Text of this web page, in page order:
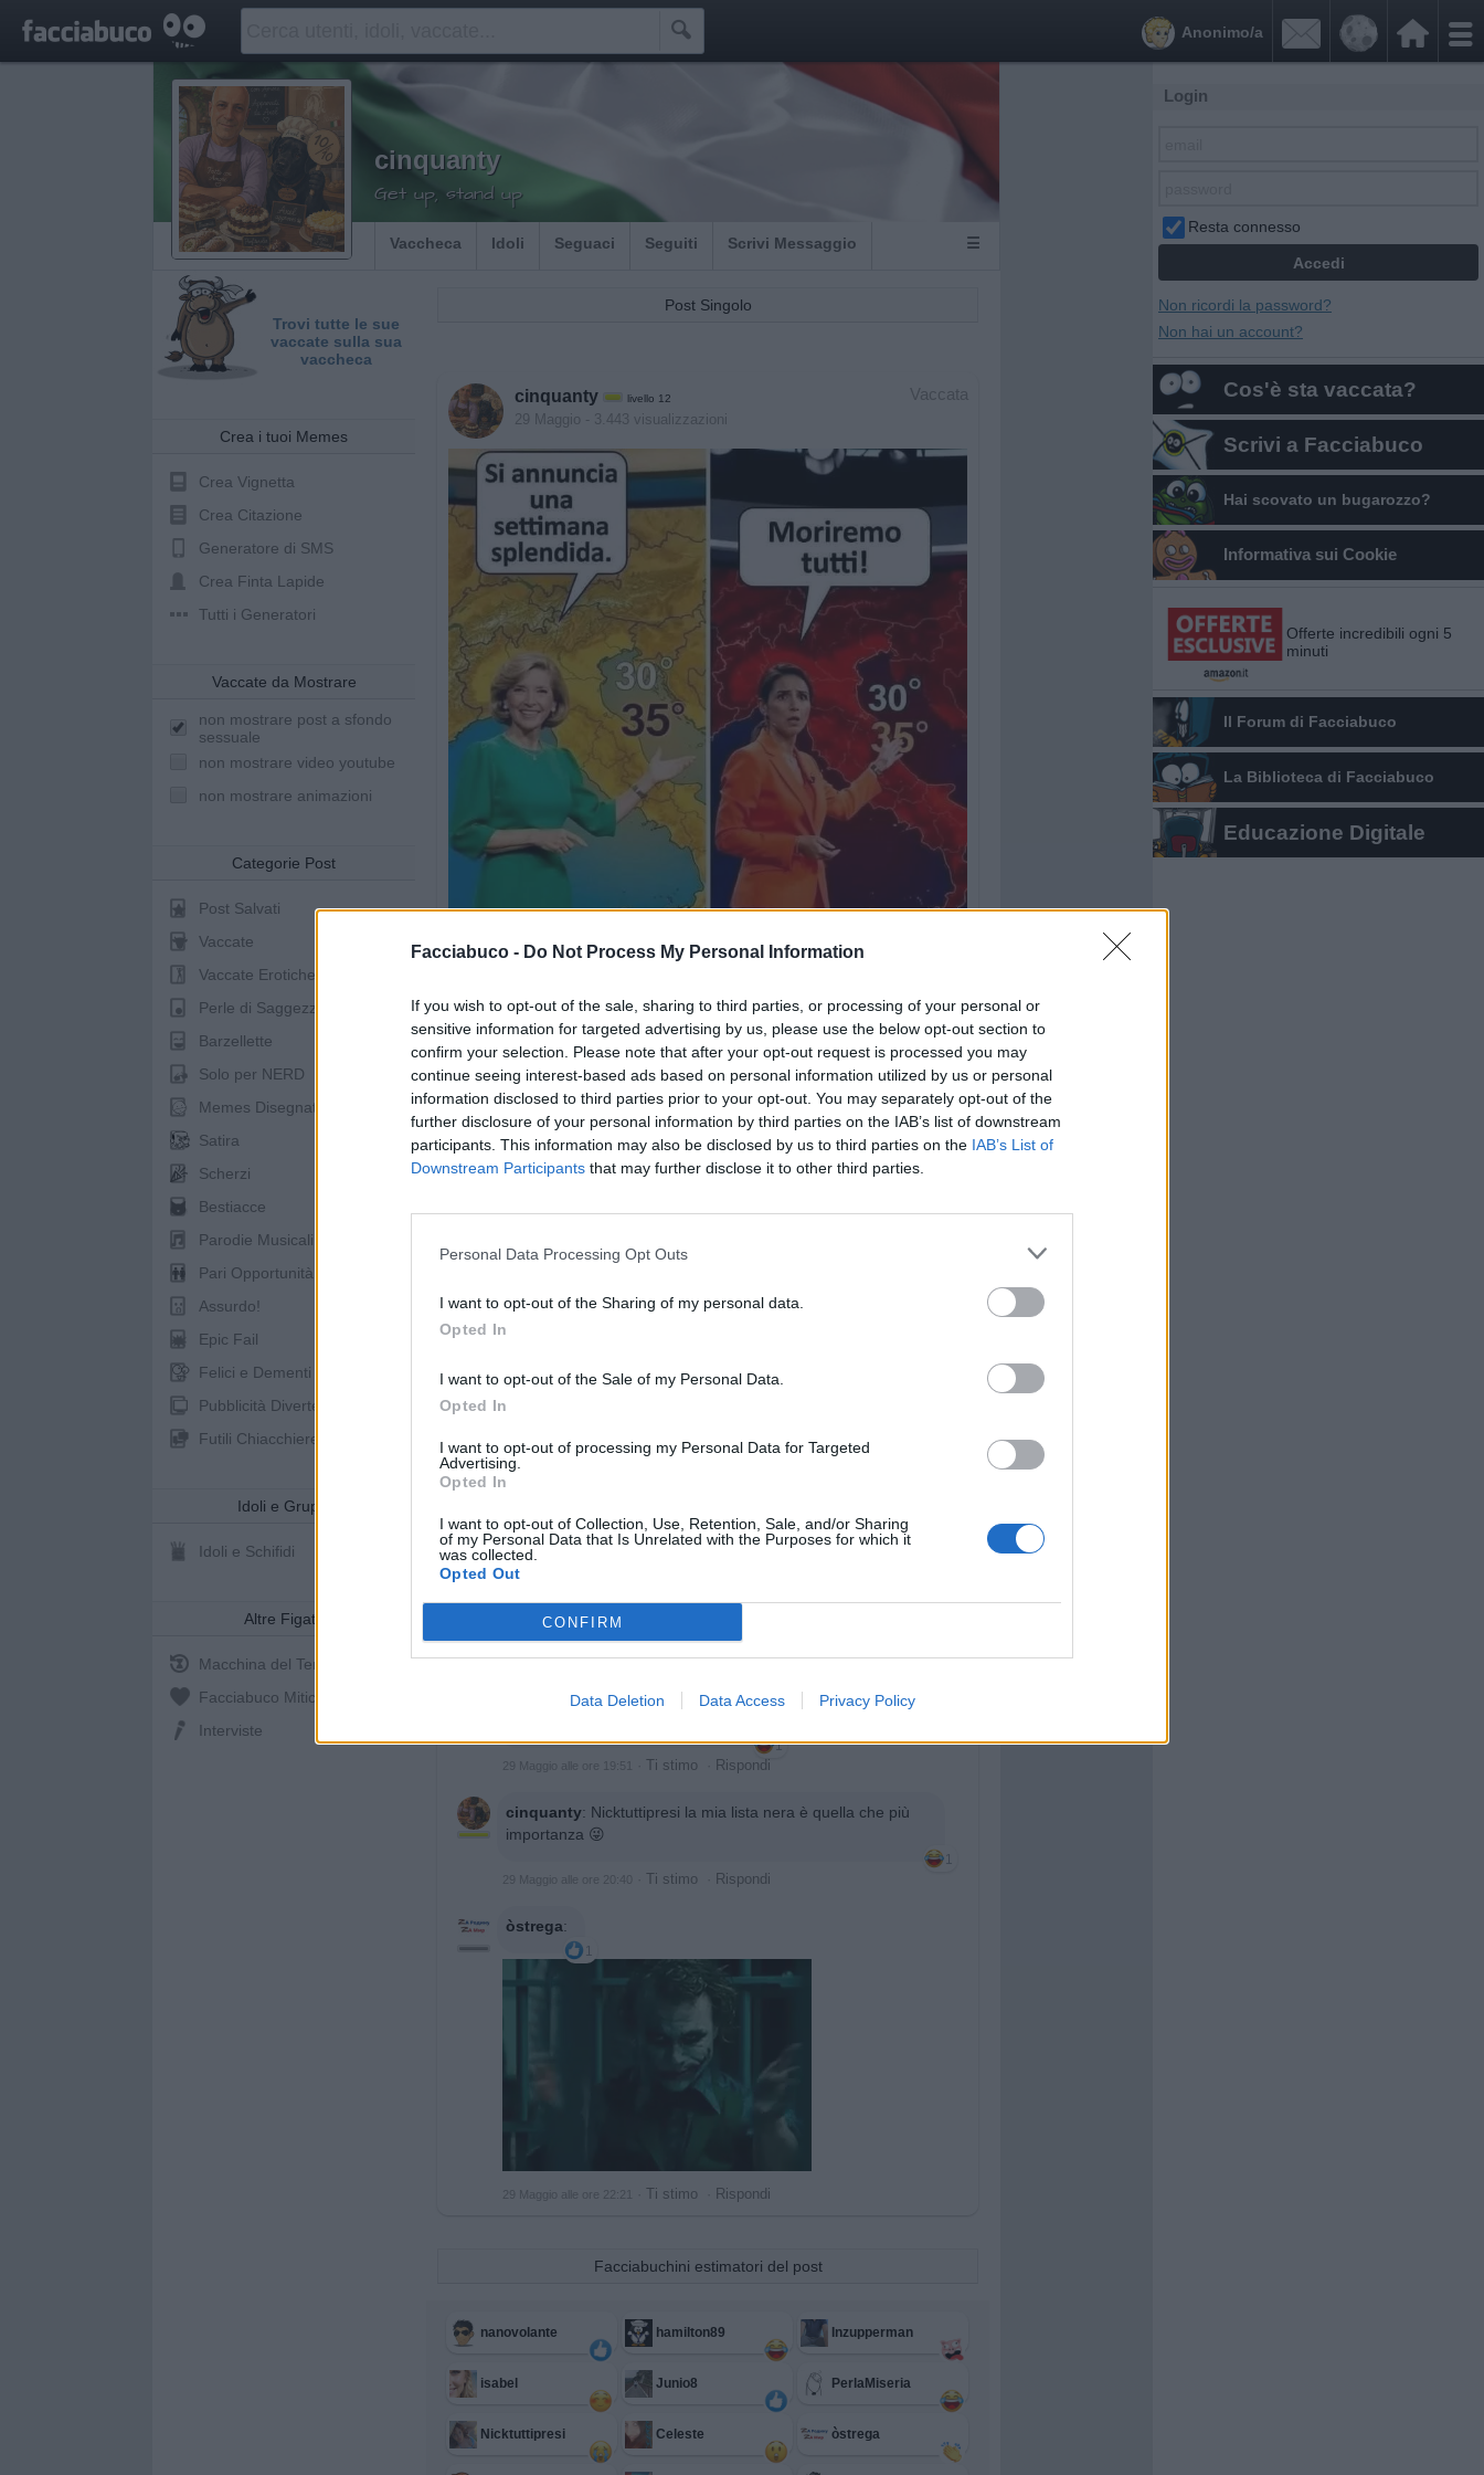
Facciabuco - Do Not Process My Personal Information
If you wish to opt-out of the sale, sharing to third parties, or processing of your personal or
sensitive information for targeted advertising by us, please use the below opt-out section to
confirm your selection. Please note that after your opt-out request is processed you may
continue seeing interest-based ads based on personal information utilized by us or personal
information disclosed to third parties prior to your opt-out. You may separately opt-out of the
further disclosure of your personal information by third parties on the IAB’s list of downstream
participants. This information may also be disclosed by us to third parties on the IAB’s List of
Downstream Participants that may further disclose it to other third parties.
Personal Data Processing Opt Outs
I want to opt-out of the Sharing of my personal data.
Opted In
I want to opt-out of the Sale of my Personal Data.
Opted In
I want to opt-out of processing my Personal Data for Targeted
Advertising.
Opted In
I want to opt-out of Collection, Use, Retention, Sale, and/or Sharing
of my Personal Data that Is Unrelated with the Purposes for which it
was collected.
Opted Out
CONFIRM
Data Deletion Data Access Privacy Policy
 

Anonimo/a
cinquanty
Get up, stand up
Vaccheca Idoli Seguaci Seguiti Scrivi Messaggio ☰
Trovi tutte le sue
vaccate sulla sua
vaccheca
Crea i tuoi Memes
Crea Vignetta
Crea Citazione
Generatore di SMS
Crea Finta Lapide
Tutti i Generatori
Vaccate da Mostrare
non mostrare post a sfondo
sessuale
non mostrare video youtube
non mostrare animazioni
Categorie Post
Post Salvati
Vaccate
Vaccate Erotiche
Perle di Saggezza
Barzellette
Solo per NERD
Memes Disegnati
Satira
Scherzi
Bestiacce
Parodie Musicali
Pari Opportunità
Assurdo!
Epic Fail
Felici e Dementi
Pubblicità Divertenti
Futili Chiacchiere
Idoli e Gruppi
Idoli e Schifidi
Altre Figate
Macchina del Tempo
Facciabuco Mitic
Interviste
Post Singolo
Vaccata
cinquanty livello 12
29 Maggio - 3.443 visualizzazioni
Stime: 16  Commenti: 4
GinoPaolini:Vero!
Nicktuttipresi :Ti metto in lista nera
1
29 Maggio alle ore 19:51 Ti stimo Rispondi
cinquanty: Nicktuttipresi la mia lista nera è quella che più
importanza 😜
1
29 Maggio alle ore 20:40 Ti stimo Rispondi
òstrega:
1
29 Maggio alle ore 22:21 Ti stimo Rispondi
Facciabuchini estimatori del post
nanovolante hamilton89 Inzupperman
isabel Junio8 PerlaMiseria
Nicktuttipresi Celeste òstrega
Login
Resta connesso
Non ricordi la password?
Non hai un account?
Cos'è sta vaccata?
Scrivi a Facciabuco
Hai scovato un bugarozzo?
Informativa sui Cookie
Offerte incredibili ogni 5
minuti
Il Forum di Facciabuco
La Biblioteca di Facciabuco
Educazione Digitale